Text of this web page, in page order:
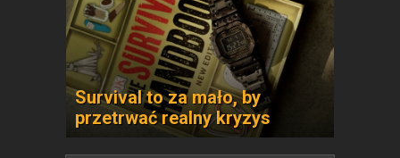
Survival to za mało, by
przetrwać realny kryzys